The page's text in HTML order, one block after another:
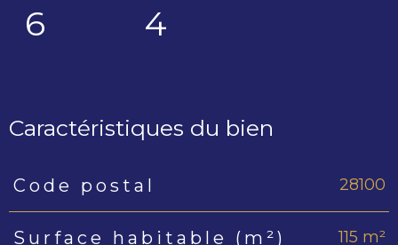
6 4
Caractéristiques du bien
Caractéristiques
Code postal 28100
Surface habitable (m²) 115 m²